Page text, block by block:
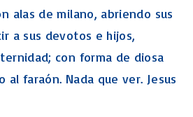
alas de milano, abriendo sus
a sus devotos e hijos,
con forma de diosa
al faraón. Nada que ver. Jesus